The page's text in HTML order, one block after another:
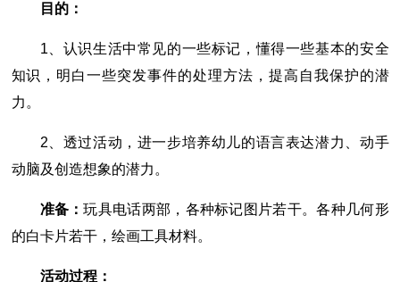
目的：
1、认识生活中常见的一些标记，懂得一些基本的安全
知识，明白一些突发事件的处理方法，提高自我保护的潜
力。
2、透过活动，进一步培养幼儿的语言表达潜力、动手
动脑及创造想象的潜力。
准备：玩具电话两部，各种标记图片若干。各种几何形
的白卡片若干，绘画工具材料。
活动过程：